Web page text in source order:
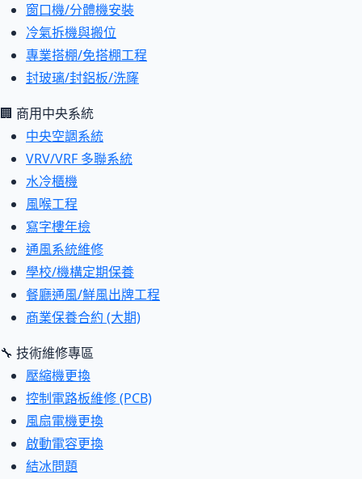
窗口機/分體機安裝
冷氣拆機與搬位
專業搭棚/免搭棚工程
封玻璃/封鋁板/洗窿
🏢 商用中央系統
中央空調系統
VRV/VRF 多聯系統
水冷櫃機
風喉工程
寫字樓年檢
通風系統維修
學校/機構定期保養
餐廳通風/鮮風出牌工程
商業保養合約 (大期)
🔧 技術維修專區
壓縮機更換
控制電路板維修 (PCB)
風扇電機更換
啟動電容更換
結冰問題